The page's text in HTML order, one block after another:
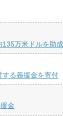
135万米ドルを助成
る義援金を寄付
金